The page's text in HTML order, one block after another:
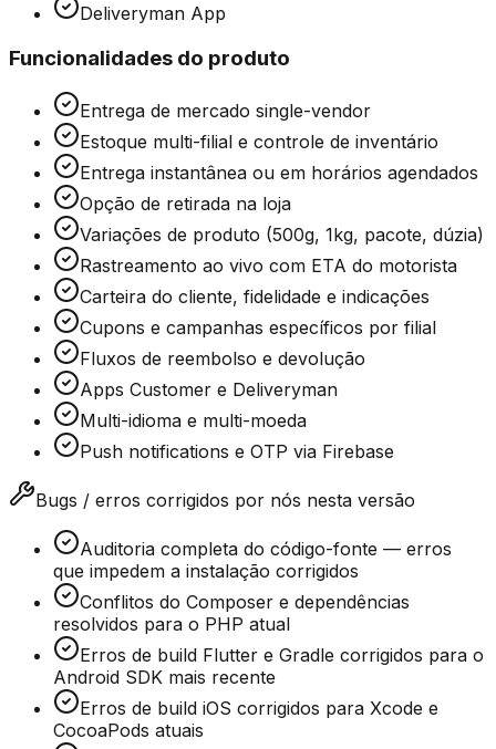
Deliveryman App
Funcionalidades do produto
Entrega de mercado single-vendor
Estoque multi-filial e controle de inventário
Entrega instantânea ou em horários agendados
Opção de retirada na loja
Variações de produto (500g, 1kg, pacote, dúzia)
Rastreamento ao vivo com ETA do motorista
Carteira do cliente, fidelidade e indicações
Cupons e campanhas específicos por filial
Fluxos de reembolso e devolução
Apps Customer e Deliveryman
Multi-idioma e multi-moeda
Push notifications e OTP via Firebase
Bugs / erros corrigidos por nós nesta versão
Auditoria completa do código-fonte — erros
que impedem a instalação corrigidos
Conflitos do Composer e dependências
resolvidos para o PHP atual
Erros de build Flutter e Gradle corrigidos para o
Android SDK mais recente
Erros de build iOS corrigidos para Xcode e
CocoaPods atuais